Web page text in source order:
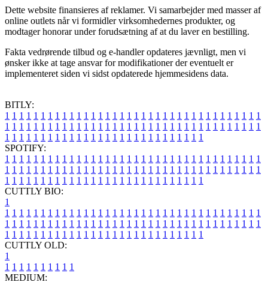
Dette website finansieres af reklamer. Vi samarbejder med masser af
online outlets når vi formidler virksomhedernes produkter, og
modtager honorar under forudsætning af at du laver en bestilling.
Fakta vedrørende tilbud og e-handler opdateres jævnligt, men vi
ønsker ikke at tage ansvar for modifikationer der eventuelt er
implementeret siden vi sidst opdaterede hjemmesidens data.
BITLY:
1 1 1 1 1 1 1 1 1 1 1 1 1 1 1 1 1 1 1 1 1 1 1 1 1 1 1 1 1 1 1 1 1 1 1 1
1 1 1 1 1 1 1 1 1 1 1 1 1 1 1 1 1 1 1 1 1 1 1 1 1 1 1 1 1 1 1 1 1 1 1 1
1 1 1 1 1 1 1 1 1 1 1 1 1 1 1 1 1 1 1 1 1 1 1 1 1 1 1 1
SPOTIFY:
1 1 1 1 1 1 1 1 1 1 1 1 1 1 1 1 1 1 1 1 1 1 1 1 1 1 1 1 1 1 1 1 1 1 1 1
1 1 1 1 1 1 1 1 1 1 1 1 1 1 1 1 1 1 1 1 1 1 1 1 1 1 1 1 1 1 1 1 1 1 1 1
1 1 1 1 1 1 1 1 1 1 1 1 1 1 1 1 1 1 1 1 1 1 1 1 1 1 1 1
CUTTLY BIO:
1
1 1 1 1 1 1 1 1 1 1 1 1 1 1 1 1 1 1 1 1 1 1 1 1 1 1 1 1 1 1 1 1 1 1 1 1
1 1 1 1 1 1 1 1 1 1 1 1 1 1 1 1 1 1 1 1 1 1 1 1 1 1 1 1 1 1 1 1 1 1 1 1
1 1 1 1 1 1 1 1 1 1 1 1 1 1 1 1 1 1 1 1 1 1 1 1 1 1 1 1
CUTTLY OLD:
1
1 1 1 1 1 1 1 1 1 1
MEDIUM: